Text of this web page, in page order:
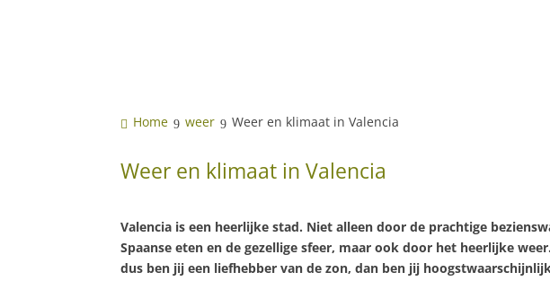
Home weer Weer en klimaat in Valencia
Weer en klimaat in Valencia
Valencia is een heerlijke stad. Niet alleen door de prachtige
Spaanse eten en de gezellige sfeer, maar ook door het heerlijke
dus ben jij een liefhebber van de zon, dan ben jij